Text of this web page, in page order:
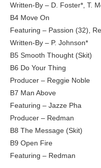
Written-By – D. Foster*, T.
B4 Move On
Featuring – Passion (32),
Written-By – P. Johnson*
B5 Smooth Thought (Skit)
B6 Do Your Thing
Producer – Reggie Noble
B7 Man Above
Featuring – Jazze Pha
Producer – Redman
B8 The Message (Skit)
B9 Open Fire
Featuring – Redman